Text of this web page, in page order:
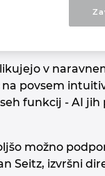
temelji na
kot
v
povsem
funkcij - AI jih
možno
Seitz, izvršni